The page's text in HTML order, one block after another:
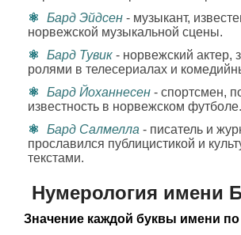
Бард Эйдсен - музыкант,
норвежской музыкальной сцены.
Бард Тувик - норвежский актер,
ролями в телесериалах и
Бард Йоханнесен - спортсмен,
известность в норвежском футболе.
Бард Салмелла - писатель и
прославился публицистикой и
текстами.
Нумерология имени
Значение каждой буквы имени по